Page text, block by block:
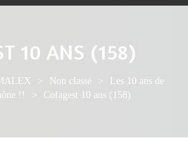
10 ANS (158)
> Non classé >
Les 10 ans de
!!
> Cofagest 10 ans (158)